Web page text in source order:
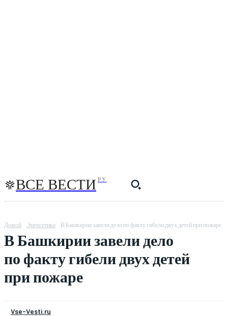
ВСЕ ВЕСТИ РУ
Домой Энергетика В Башкирии завели дело по факту гибели двух детей при пожаре
В Башкирии завели дело
по факту гибели двух детей
при пожаре
Vse-Vesti.ru